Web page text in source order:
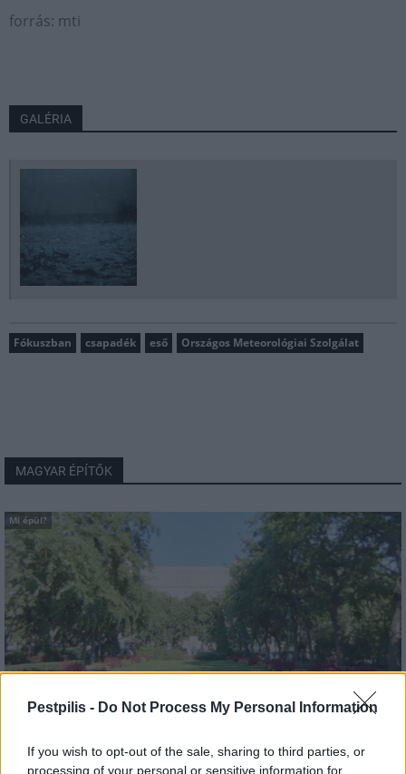
Pestpilis - Do Not Process My Personal Information
If you wish to opt-out of the sale, sharing to third parties, or
processing of your personal or sensitive information for
forrás: mti
GALÉRIA
Fókuszban csapadék eső Országos Meteorológiai Szolgálat
MAGYAR ÉPÍTŐK
Mi épül?
Belváros-Lipótváros
játszótér